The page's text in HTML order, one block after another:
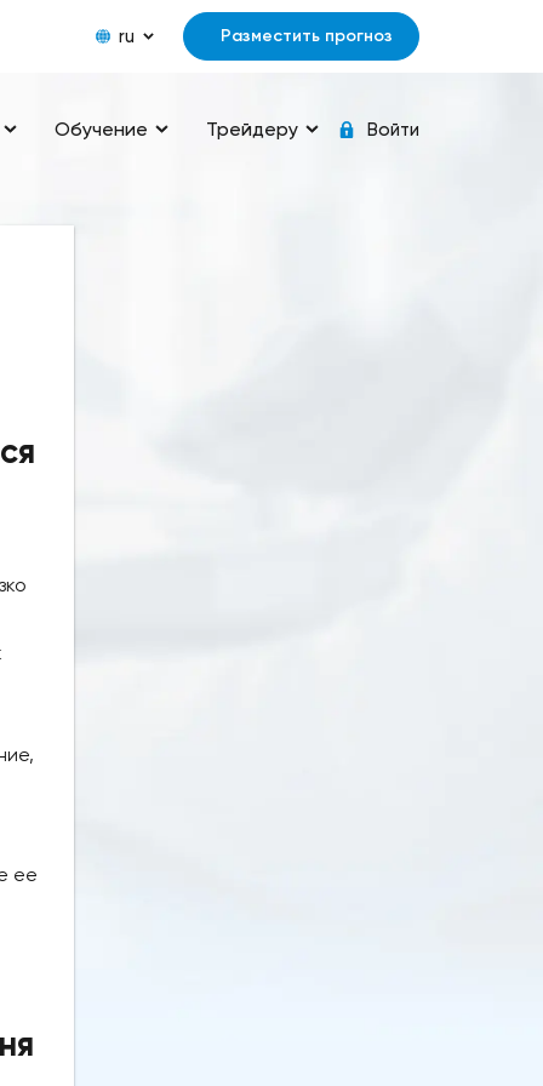
ru Разместить прогноз
Обучение Трейдеру Войти
ее